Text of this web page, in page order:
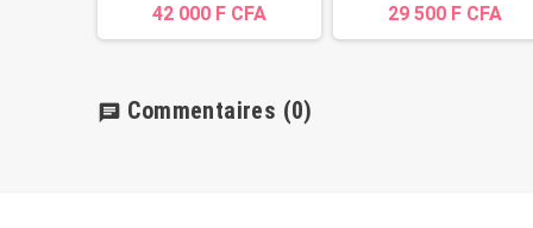
42 000 F CFA 29 500 F CFA
chat Commentaires (0)